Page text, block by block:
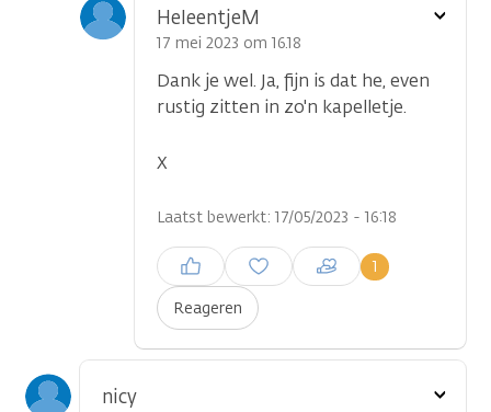
HeleentjeM
17 mei 2023 om 16.18
Dank je wel. Ja, fijn is dat he, even
rustig zitten in zo'n kapelletje.
X
Laatst bewerkt: 17/05/2023 - 16:18
Reageren
1
Inloggen om een reactie te
plaatsen
Toon
nicy
Toon